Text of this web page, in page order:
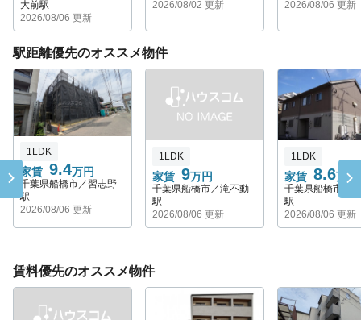
大前駅
2026/08/06 更新
2026/08/02 更新
2026/08/06 更新
駅距離優先のオススメ物件
家賃 9.4万円
1LDK
千葉県船橋市／習志野
駅
2026/08/06 更新
家賃 9万円
1LDK
千葉県船橋市／滝不動
駅
2026/08/06 更新
家賃 8.6万円
1LDK
千葉県船橋市／
駅
2026/08/06 更新
賃料優先のオススメ物件